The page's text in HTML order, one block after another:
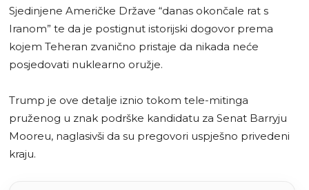
Sjedinjene Američke Države “danas okončale rat s
Iranom” te da je postignut istorijski dogovor prema
kojem Teheran zvanično pristaje da nikada neće
posjedovati nuklearno oružje.
Trump je ove detalje iznio tokom tele-mitinga
pruženog u znak podrške kandidatu za Senat Barryju
Mooreu, naglasivši da su pregovori uspješno privedeni
kraju.